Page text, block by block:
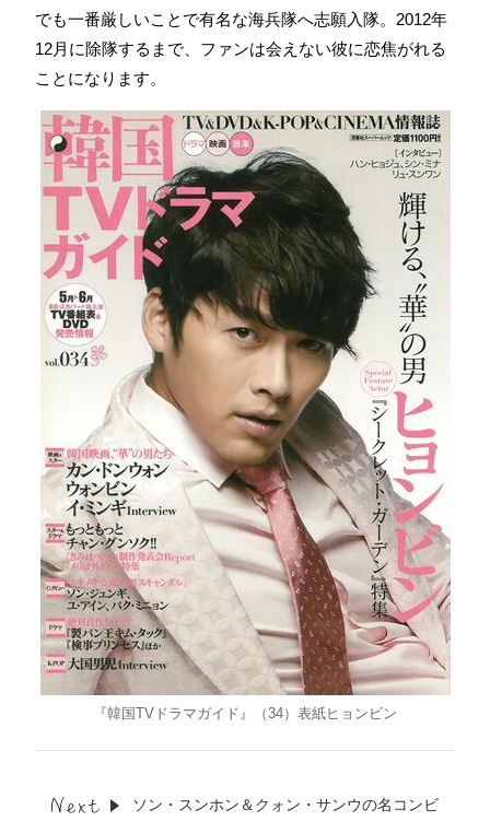
でも一番厳しいことで有名な海兵隊へ志願入隊。2012年
12月に除隊するまで、ファンは会えない彼に恋焦がれる
ことになります。
『韓国TVドラマガイド』（34）表紙ヒョンビン
ソン・スンホン＆クォン・サンウの名コンビ